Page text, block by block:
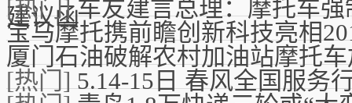
建议函
[热门]车友建言总理：摩托车
宝马摩托携前瞻创新科技亮相
厦门石油破解农村加油站摩托
[热门]5.14-15日 春风全国服务